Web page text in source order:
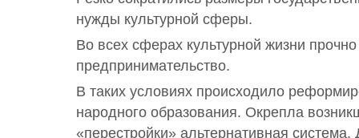
нужды культурной сферы.
Во всех сферах культурной жизни
предпринимательство.
В таких условиях происходило
народного образования. Окрепла
«перестройки» альтернативная